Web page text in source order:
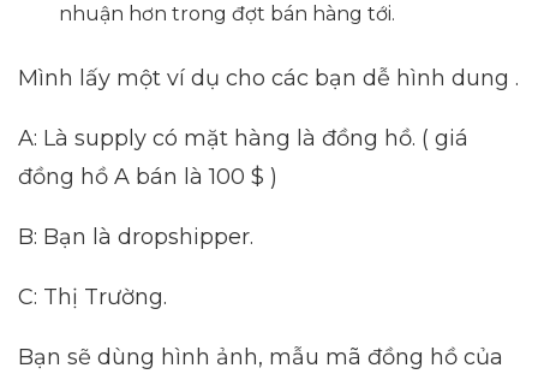
nhuận hơn trong đợt bán hàng tới.
Mình lấy một ví dụ cho các bạn dễ hình dung .
A: Là supply có mặt hàng là đồng hồ. ( giá
đồng hồ A bán là 100 $ )
B: Bạn là dropshipper.
C: Thị Trường.
Bạn sẽ dùng hình ảnh, mẫu mã đồng hồ của